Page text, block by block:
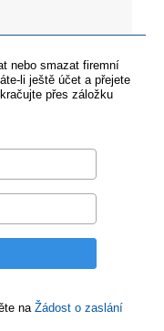
nebo smazat firemní
li ještě účet a přejete
přes záložku
na Žádost o zaslání